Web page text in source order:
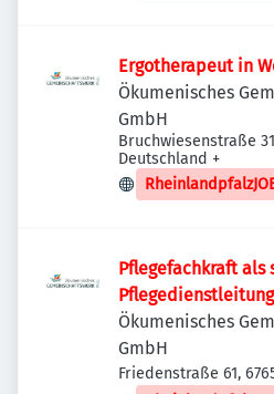
Ergotherapeut in
Ökumenisches
GmbH
Bruchwiesenstraße
Deutschland +
Pflegefachkraft
Ökumenisches
GmbH
Friedenstraße 61,